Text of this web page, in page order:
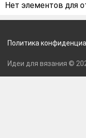
Нет элементов для
Политика
Идеи для вязания ©